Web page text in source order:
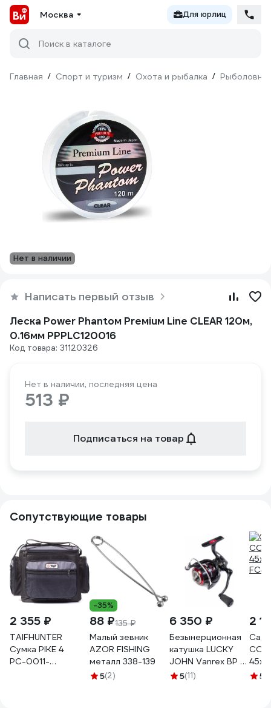
Москва Для юрлиц
Поиск в каталоге
Главная / Спорт и туризм / Охота и рыбалка /
Нет в наличии
Написать первый отзыв
Леска Power Phantoм Preмiuм Line CLEAR 120м,
0.16мм PPPLC120016
Код товара: 31120326
Нет в наличии, последняя цена
513 ₽
Подписаться на товар
Сопутствующие товары
2 355 ₽
TAIFHUNTER
Сумка PIKE 4
РС-0011-
-35%
88 ₽135 ₽
Малый зевник
AZOR FISHING
металл 338-139
5(2)
6 350 ₽
Безынерционная
катушка LUCKY
JOHN Vanrex BP 7
3000FD LJ-1130FD
5(11)
2
5